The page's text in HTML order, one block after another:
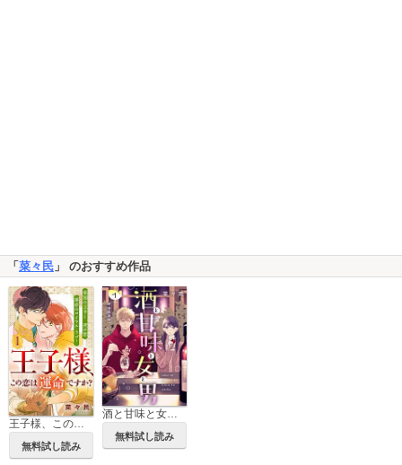
「 菜々民 」 のおすすめ作品
王子様、この恋は運命ですか？［comic tint］分冊版
無料試し読み
酒と甘味と女と男［comic tint］ 分冊版
無料試し読み